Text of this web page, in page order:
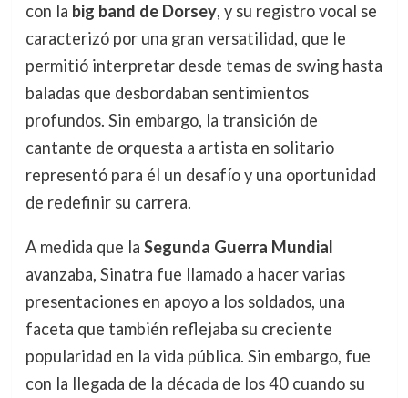
con la big band de Dorsey, y su registro vocal se
caracterizó por una gran versatilidad, que le
permitió interpretar desde temas de swing hasta
baladas que desbordaban sentimientos
profundos. Sin embargo, la transición de
cantante de orquesta a artista en solitario
representó para él un desafío y una oportunidad
de redefinir su carrera.
A medida que la Segunda Guerra Mundial
avanzaba, Sinatra fue llamado a hacer varias
presentaciones en apoyo a los soldados, una
faceta que también reflejaba su creciente
popularidad en la vida pública. Sin embargo, fue
con la llegada de la década de los 40 cuando su